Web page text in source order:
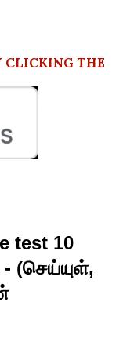
CLICKING THE
test 10
(செய்யுள்,